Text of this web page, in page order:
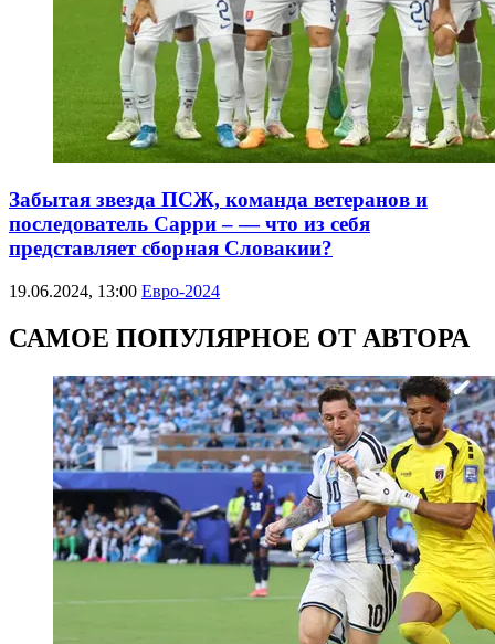
Забытая звезда ПСЖ, команда ветеранов и
последователь Сарри – — что из себя
представляет сборная Словакии?
19.06.2024, 13:00 Евро-2024
САМОЕ ПОПУЛЯРНОЕ ОТ АВТОРА